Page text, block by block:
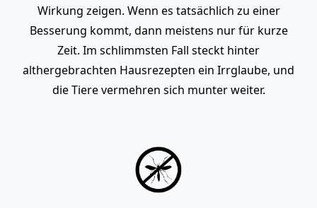
Wirkung zeigen. Wenn es tatsächlich zu einer
Besserung kommt, dann meistens nur für kurze
Zeit. Im schlimmsten Fall steckt hinter
althergebrachten Hausrezepten ein Irrglaube, und
die Tiere vermehren sich munter weiter.